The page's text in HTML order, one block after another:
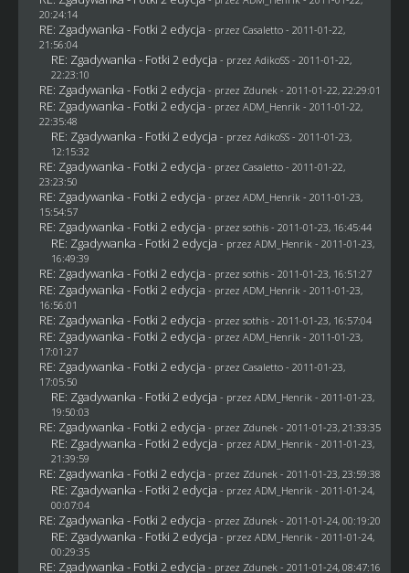
20:24:14
RE: Zgadywanka - Fotki 2 edycja - przez Casaletto- 2011-01-22,
21:56:04
RE: Zgadywanka - Fotki 2 edycja - przez AdikoSS - 2011-01-22,
22:23:10
RE: Zgadywanka - Fotki 2 edycja - przez Zdunek - 2011-01-22, 22:29:01
RE: Zgadywanka - Fotki 2 edycja - przez ADM_Henrik - 2011-01-22,
22:35:48
RE: Zgadywanka - Fotki 2 edycja - przez AdikoSS - 2011-01-23,
12:15:32
RE: Zgadywanka - Fotki 2 edycja - przez Casaletto- 2011-01-22,
23:23:50
RE: Zgadywanka - Fotki 2 edycja - przez ADM_Henrik - 2011-01-23,
15:54:57
RE: Zgadywanka - Fotki 2 edycja - przez sothis- 2011-01-23, 16:45:44
RE: Zgadywanka - Fotki 2 edycja - przez ADM_Henrik - 2011-01-23,
16:49:39
RE: Zgadywanka - Fotki 2 edycja - przez sothis- 2011-01-23, 16:51:27
RE: Zgadywanka - Fotki 2 edycja - przez ADM_Henrik - 2011-01-23,
16:56:01
RE: Zgadywanka - Fotki 2 edycja - przez sothis- 2011-01-23, 16:57:04
RE: Zgadywanka - Fotki 2 edycja - przez ADM_Henrik - 2011-01-23,
17:01:27
RE: Zgadywanka - Fotki 2 edycja - przez Casaletto- 2011-01-23,
17:05:50
RE: Zgadywanka - Fotki 2 edycja - przez ADM_Henrik - 2011-01-23,
19:50:03
RE: Zgadywanka - Fotki 2 edycja - przez Zdunek - 2011-01-23, 21:33:35
RE: Zgadywanka - Fotki 2 edycja - przez ADM_Henrik - 2011-01-23,
21:39:59
RE: Zgadywanka - Fotki 2 edycja - przez Zdunek - 2011-01-23, 23:59:38
RE: Zgadywanka - Fotki 2 edycja - przez ADM_Henrik - 2011-01-24,
00:07:04
RE: Zgadywanka - Fotki 2 edycja - przez Zdunek - 2011-01-24, 00:19:20
RE: Zgadywanka - Fotki 2 edycja - przez ADM_Henrik - 2011-01-24,
00:29:35
RE: Zgadywanka - Fotki 2 edycja - przez Zdunek - 2011-01-24, 08:47:16